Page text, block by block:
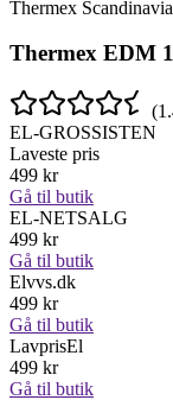
Thermex Scandinavia
Thermex EDM
(
EL-GROSSISTEN
Laveste pris
499 kr
Gå til butik
EL-NETSALG
499 kr
Gå til butik
Elvvs.dk
499 kr
Gå til butik
LavprisEl
499 kr
Gå til butik